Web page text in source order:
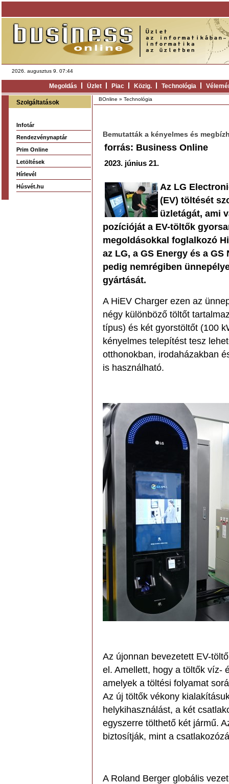
2026. augusztus 9. 07:44
Megoldás Üzlet Piac Közig. Technológia
Szolgáltatások
Infotár
Rendezvénynaptár
Prim Online
Letöltések
Hírlevél
Húsvét.hu
BOnline » Technológia
Bemutatták a kényelmes és
forrás: Business Online
2023. június 21.
Az LG
(EV) töltését
üzletágát, ami
pozícióját a EV-töltők
megoldásokkal foglalkozó
az LG, a GS Energy és a
pedig nemrégiben
gyártását.
A HiEV Charger ezen az
négy különböző töltőt
típus) és két gyorstöltőt (100
kényelmes telepítést tesz
otthonokban, irodaházakban
is használható.
Az újonnan bevezetett EV-
el. Amellett, hogy a töltők víz-
amelyek a töltési folyamat
Az új töltők vékony
helykihasználást, a két
egyszerre tölthető két jármű.
biztosítják, mint a
A Roland Berger globális